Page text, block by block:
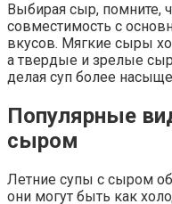
Выбирая сыр, помните,
совместимость с
вкусов. Мягкие сыры
а твердые и зрелые
делая суп более
Популярные
сыром
Летние супы с сыром
они могут быть как